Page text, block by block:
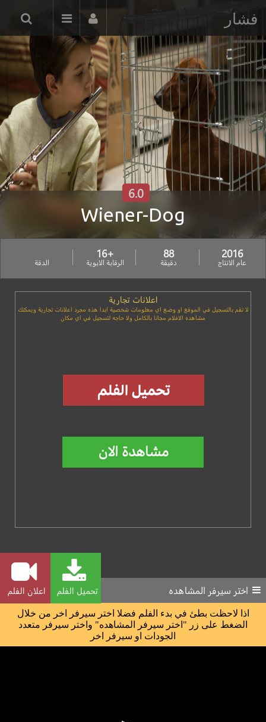
فشار
Wiener-Dog
6.0
2016
عام الانتاج
88
دقيقة
+16
الرقابة الابوية الدقة
اعلانات تجارية
لا تقم بالتسجيل في الموقع او وضع اي معلومات شخصية ابدا هذه مجرد اعلانات تجارية ويمكنك
مشاهده الافلام مجانا بالكامل ولا حاجه لتسجيل في اي مكان
تحميل الفلم اعلان الفلم اختر سيرفر المشاهده
اذا لاحظت بطئ في بدء الفلم فضلا اختر سيرفر اخر من خلال
الضغط على زر "اختر سيرفر المشاهده" واختر سيرفر متعدد
الجودات او سيرفر اخر